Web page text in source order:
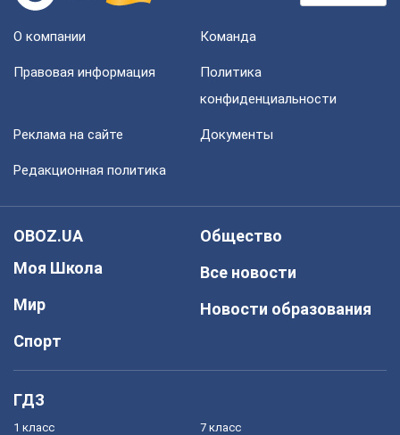
О компании Команда
Правовая информация
Политика
конфиденциальности
Реклама на сайте Документы
Редакционная политика
OBOZ.UA
Моя Школа
Мир
Спорт
Общество
Все новости
Новости образования
ГДЗ
1 класс 7 класс